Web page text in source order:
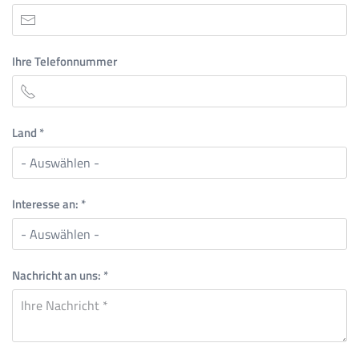
Ihre Telefonnummer
Land *
Interesse an: *
Nachricht an uns: *